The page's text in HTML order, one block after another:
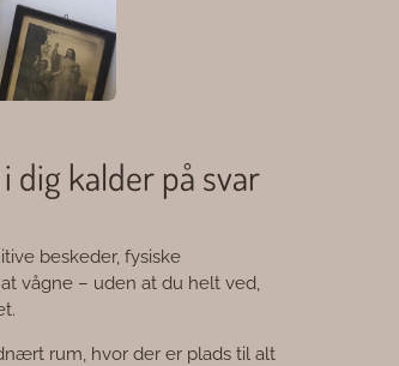
dig kalder på svar
beskeder, fysiske
vågne – uden at du helt ved,
rum, hvor der er plads til alt